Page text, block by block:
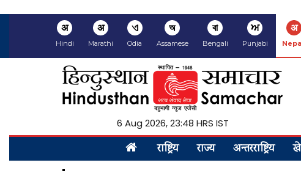
अ
Hindi
अ
Marathi
ଏ
Odia
অ
Assamese
বা
Bengali
ਅ
Punjabi
अ
6 Aug 2026, 23:48 HRS IST
राष्ट्रिय राज्य अन्तरराष्ट्रिय